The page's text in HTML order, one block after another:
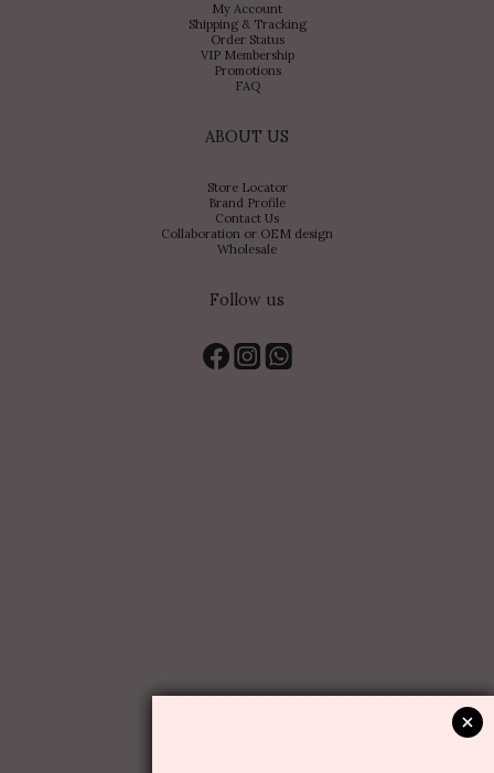
My Account
Shipping & Tracking
Order Status
VIP Membership
Promotions
FAQ
ABOUT US
Store Locator
Brand Profile
Contact Us
Collaboration or OEM design
Wholesale
Follow us